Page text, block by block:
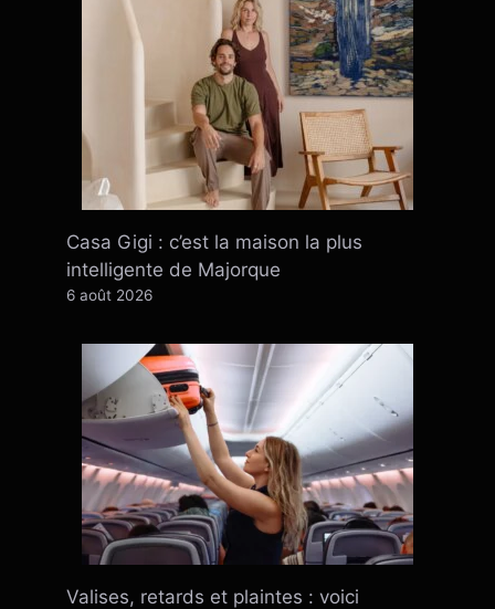
Casa Gigi : c’est la maison la plus
intelligente de Majorque
6 août 2026
Valises, retards et plaintes : voici